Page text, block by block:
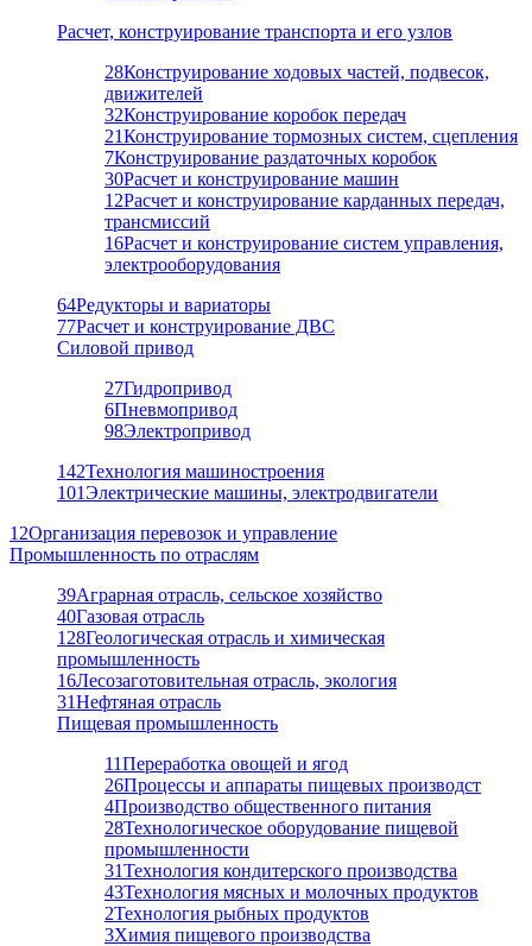
Расчет, конструирование транспорта и его узлов
28Конструирование ходовых частей, подвесок,
движителей
32Конструирование коробок передач
21Конструирование тормозных систем, сцепления
7Конструирование раздаточных коробок
30Расчет и конструирование машин
12Расчет и конструирование карданных передач,
трансмиссий
16Расчет и конструирование систем управления,
электрооборудования
64Редукторы и вариаторы
77Расчет и конструирование ДВС
Силовой привод
27Гидропривод
6Пневмопривод
98Электропривод
142Технология машиностроения
101Электрические машины, электродвигатели
12Организация перевозок и управление
Промышленность по отраслям
39Аграрная отрасль, сельское хозяйство
40Газовая отрасль
128Геологическая отрасль и химическая
промышленность
16Лесозаготовительная отрасль, экология
31Нефтяная отрасль
Пищевая промышленность
11Переработка овощей и ягод
26Процессы и аппараты пищевых производст
4Производство общественного питания
28Технологическое оборудование пищевой
промышленности
31Технология кондитерского производства
43Технология мясных и молочных продуктов
2Технология рыбных продуктов
3Химия пищевого производства